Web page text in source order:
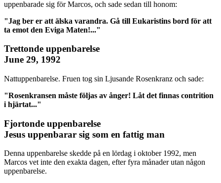
uppenbarade sig för Marcos, och sade sedan till honom:
"Jag ber er att älska varandra. Gå till Eukaristins bord för att
ta emot den Eviga Maten!..."
Trettonde uppenbarelse
June 29, 1992
Nattuppenbarelse. Fruen tog sin Ljusande Rosenkranz och sade:
"Rosenkransen måste följas av ånger! Låt det finnas contrition
i hjärtat..."
Fjortonde uppenbarelse
Jesus uppenbarar sig som en fattig man
Denna uppenbarelse skedde på en lördag i oktober 1992, men
Marcos vet inte den exakta dagen, efter fyra månader utan någon
uppenbarelse.